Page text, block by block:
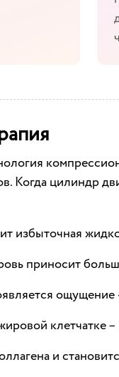
цилиндр
избыточная
приносит
ощущение
клетчатке
и